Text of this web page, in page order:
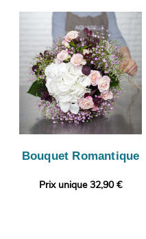
Bouquet Romantique
Prix unique 32,90 €